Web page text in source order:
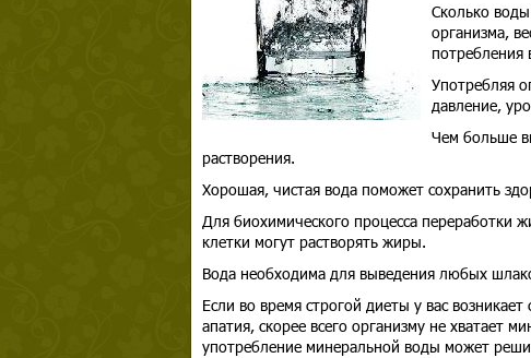
Сколько воды
организма,
потребления
Употребляя
давление,
Чем больше
растворения.
Хорошая, чистая вода поможет сохранить
Для биохимического процесса переработки
клетки могут растворять жиры.
Вода необходима для выведения любых
Если во время строгой диеты у вас
апатия, скорее всего организму не хватает
употребление минеральной воды может